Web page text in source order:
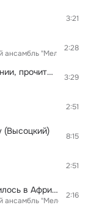
3:21
ансамбль "Мелодия"
2:28
Лекция о международном положении, прочитанная сокамерникам человеком, осужденным на 15 суток за мелкое хулиганство 3:29
2:51
(Высоцкий) 8:15
2:51
Песенка ни про что, или Что случилось в Африке
ансамбль "Мелодия"
2:16